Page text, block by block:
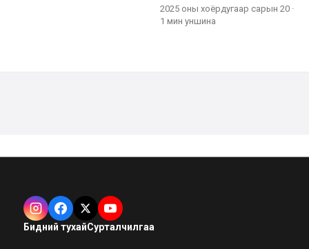
2025 оны хоёрдугаар сарын 20 ·
1 мин уншина
Бидний тухайСурталчилгаа